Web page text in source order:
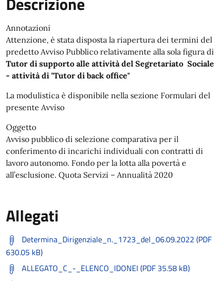
Annotazioni
Attenzione, è stata disposta la riapertura dei termini del
predetto Avviso Pubblico relativamente alla sola figura di
Tutor di supporto alle attività del Segretariato Sociale
- attività di "Tutor di back office"
La modulistica è disponibile nella sezione Formulari del
presente Avviso
Oggetto
Avviso pubblico di selezione comparativa per il
conferimento di incarichi individuali con contratti di
lavoro autonomo. Fondo per la lotta alla povertà e
all’esclusione. Quota Servizi – Annualità 2020
Allegati
Determina_Dirigenziale_n._1723_del_06.09.2022 (PDF
630.05 kB)
ALLEGATO_C_-_ELENCO_IDONEI (PDF 35.58 kB)